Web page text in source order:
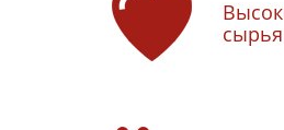
сырья